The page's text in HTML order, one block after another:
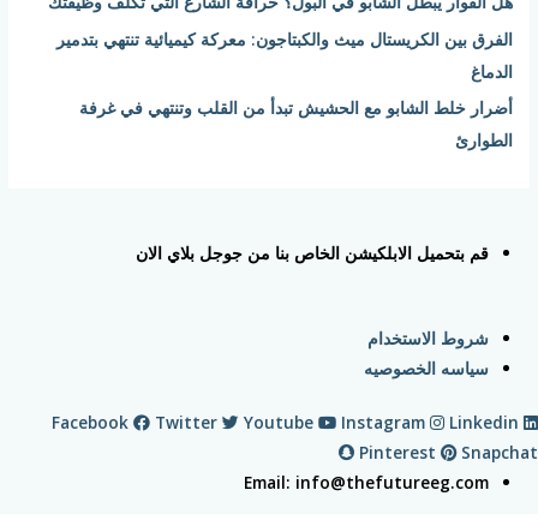
الفرق بين الكريستال ميث والكبتاجون: معركة كيميائية تنتهي بتدمير
الدماغ
أضرار خلط الشابو مع الحشيش تبدأ من القلب وتنتهي في غرفة
الطوارئ
قم بتحميل الابلكيشن الخاص بنا من جوجل بلاي الان
شروط الاستخدام
سياسه الخصوصيه
Facebook Twitter Youtube Instagram
Linkedin
Pinterest
Snapchat
Email: info@thefutureeg.com